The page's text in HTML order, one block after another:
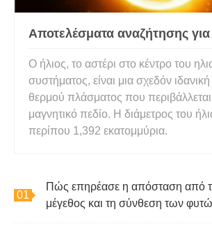
Αποτελέσματα αναζήτησης
Ο ήλιος, το αστέρι στο κέντρο του
συστήματος, είναι μια σχεδόν
θερμού πλάσματος που
μαγνητικό πεδίο. Η διάμετρος του
περίπου 1,392 εκατομμύρια.
Πώς επηρέασε η απόσταση από
μέγεθος και τη σύνθεση των